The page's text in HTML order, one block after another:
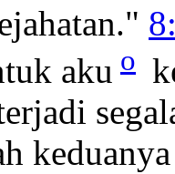
aku o